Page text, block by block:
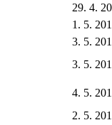
29. 4.
1. 5.
3. 5.
3. 5.
4. 5.
2. 5.